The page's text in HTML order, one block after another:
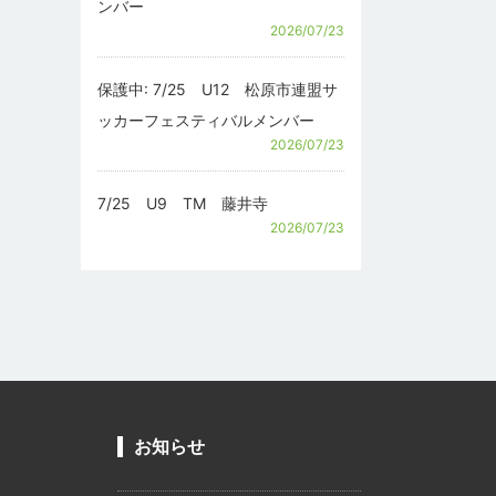
ンバー
2026/07/23
保護中: 7/25 U12 松原市連盟サ
ッカーフェスティバルメンバー
2026/07/23
7/25 U9 TM 藤井寺
2026/07/23
お知らせ